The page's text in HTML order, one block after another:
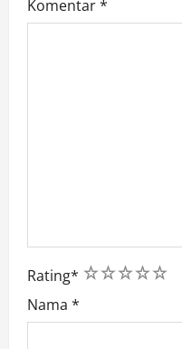
Komentar*
Rating* 5
4
3
2
1
Nama *